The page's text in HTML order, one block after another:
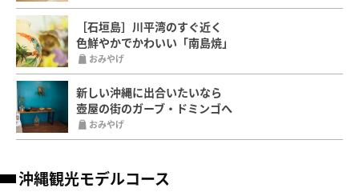
［石垣島］川平湾のすぐ近く
色鮮やかでかわいい「南島焼」
おみやげ
新しい沖縄に出合いたいなら
壺屋の街のガーブ・ドミンゴへ
おみやげ
沖縄観光モデルコース